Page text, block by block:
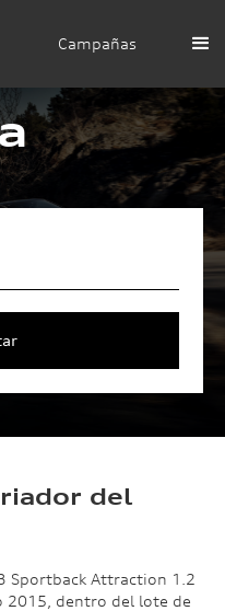
Campañas
del
Sportback Attraction 1.2
2015, dentro del lote de